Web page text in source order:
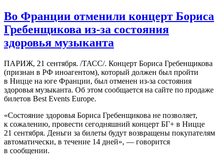
Во Франции отменили концерт Бориса
Гребенщикова из-за состояния
здоровья музыканта
ПАРИЖ, 21 сентября. /ТАСС/. Концерт Бориса Гребенщикова
(признан в РФ иноагентом), который должен был пройти
в Ницце на юге Франции, был отменен из-за состояния
здоровья музыканта. Об этом сообщается на сайте по продаже
билетов Best Events Europe.
«Состояние здоровья Бориса Гребенщикова не позволяет,
к сожалению, провести сегодняшний концерт БГ+ в Ницце
21 сентября. Деньги за билеты будут возвращены покупателям
автоматически, в течение 14 дней», — говорится
в сообщении.